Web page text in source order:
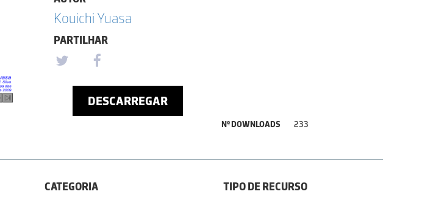
Kouichi Yuasa
PARTILHAR
DESCARREGAR
Nº DOWNLOADS 233
CATEGORIA TIPO DE RECURSO